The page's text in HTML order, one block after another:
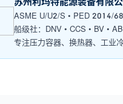
ASME U/U2/S • PED 2014/
船级社：DNV • CCS • BV •
专注压力容器、换热器、工业